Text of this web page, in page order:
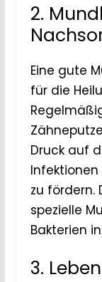
2.
Eine gute
für die
Druck auf
zu fördern.
spezielle
Bakterien
3.